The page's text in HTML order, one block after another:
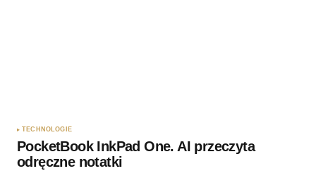
TECHNOLOGIE
PocketBook InkPad One. AI przeczyta
odręczne notatki